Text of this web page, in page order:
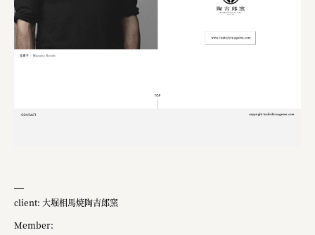
client: 大堀相馬焼陶吉郎窯
Member: